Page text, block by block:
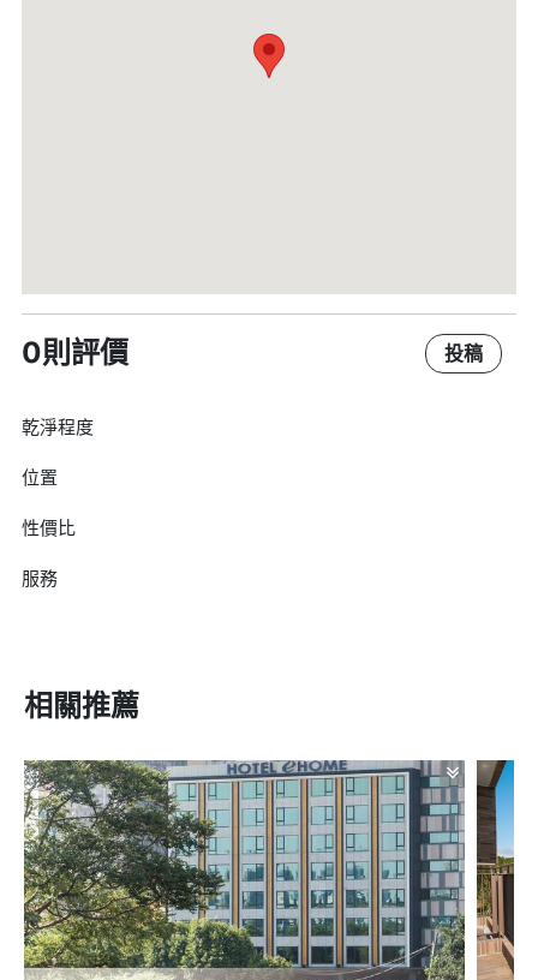
0則評價 投稿
乾淨程度
位置
性價比
服務
相關推薦